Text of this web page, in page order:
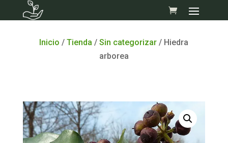
Inicio /Tienda /Sin categorizar / Hiedra
arborea